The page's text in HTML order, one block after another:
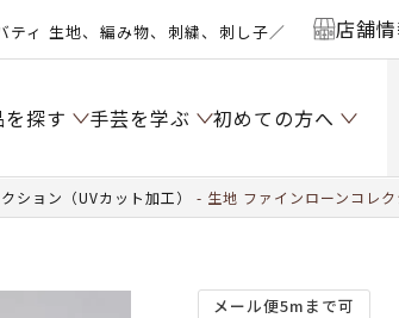
ティ 生地、編み物、刺繍、刺し子／ 店舗
を探す 手芸を学ぶ 初めての方へ
ション（UVカット加工） 生地 ファインローンコレ
メール便5mまで可